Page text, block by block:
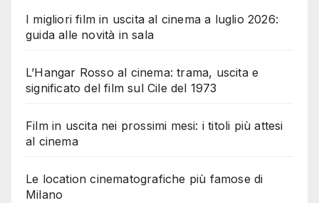
I migliori film in uscita al cinema a luglio 2026:
guida alle novità in sala
L’Hangar Rosso al cinema: trama, uscita e
significato del film sul Cile del 1973
Film in uscita nei prossimi mesi: i titoli più attesi
al cinema
Le location cinematografiche più famose di
Milano